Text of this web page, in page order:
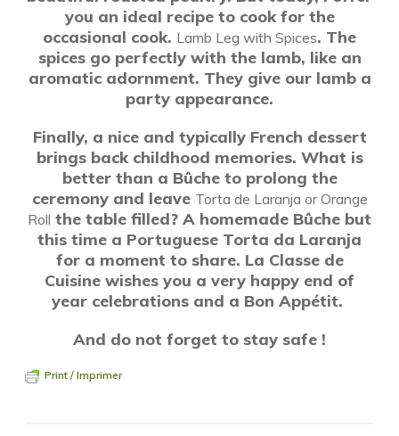
you an ideal recipe to cook for the
occasional cook. Lamb Leg with Spices. The
spices go perfectly with the lamb, like an
aromatic adornment. They give our lamb a
party appearance.
Finally, a nice and typically French dessert
brings back childhood memories. What is
better than a Bûche to prolong the
ceremony and leave Torta de Laranja or Orange
Roll the table filled? A homemade Bûche but
this time a Portuguese Torta da Laranja
for a moment to share. La Classe de
Cuisine wishes you a very happy end of
year celebrations and a Bon Appétit.
And do not forget to stay safe !
Print / Imprimer